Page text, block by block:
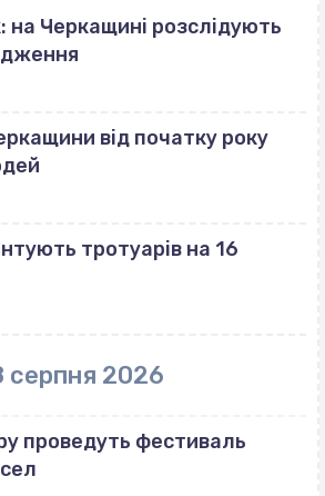
на Черкащині розслідують
від початку року
тротуарів на 16
серпня 2026
проведуть фестиваль